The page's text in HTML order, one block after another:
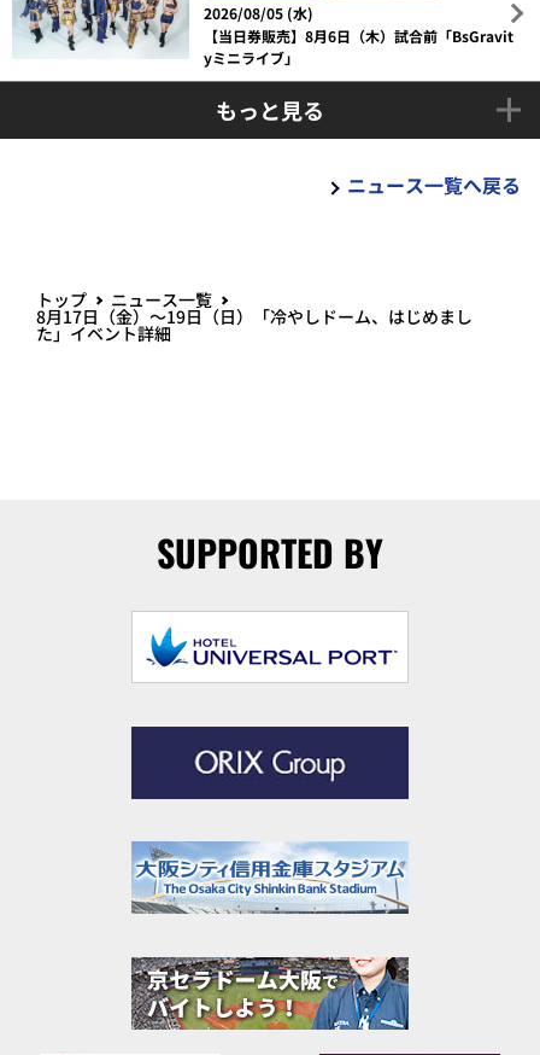
2026/08/05 (水)
【当日券販売】8月6日（木）試合前「BsGravit
yミニライブ」
もっと見る
ニュース一覧へ戻る
トップ ニュース一覧
8月17日（金）～19日（日）「冷やしドーム、はじめまし
た」イベント詳細
SUPPORTED BY